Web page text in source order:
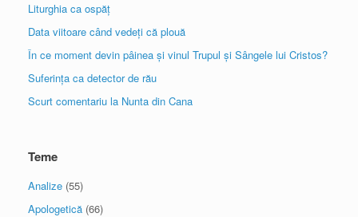
Liturghia ca ospăț
Data viitoare când vedeți că plouă
În ce moment devin pâinea și vinul Trupul și Sângele lui Cristos?
Suferința ca detector de rău
Scurt comentariu la Nunta din Cana
Teme
Analize (55)
Apologetică (66)